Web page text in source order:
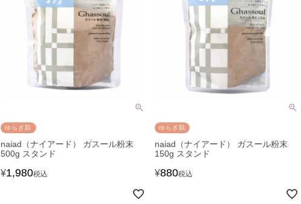
ゆらぎ肌
naiad（ナイアード） ガスール粉末
500g スタンド
¥1,980税込
ゆらぎ肌
naiad（ナイアード） ガスール粉末
150g スタンド
¥880税込